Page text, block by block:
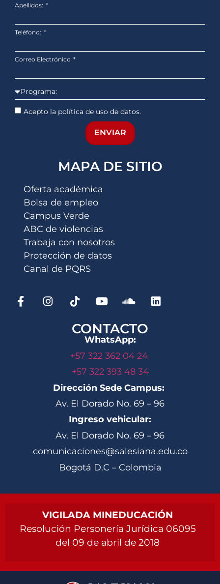
Apellidos:
Teléfono:
Correo Electrónico
Acepto la política de uso de datos.
ENVIAR
MAPA DE SITIO
Oferta académica
Bolsa de empleo
Campus Verde
ABC de violencias
Trabaja con nosotros
Protección de datos
Canal de PQRS
CONTACTO
WhatsApp:
+57 322 362 04 24
+57 322 393 48 34
Dirección Sede Campus:
Av. El Dorado No. 69 – 96
Ingreso vehicular:
Av. El Dorado No. 69 – 96
comunicaciones@salesiana.edu.co
Bogotá D.C – Colombia
VIGILADA MINEDUCACIÓN
Resolución Personería Jurídica 06095
del 09 de abril de 2018